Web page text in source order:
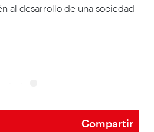
al desarrollo de una sociedad
Compartir